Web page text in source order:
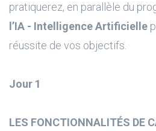
pratiquerez, en parallèle du
l’IA - Intelligence Artificielle
réussite de vos objectifs.
Jour 1
LES FONCTIONNALITÉS DE